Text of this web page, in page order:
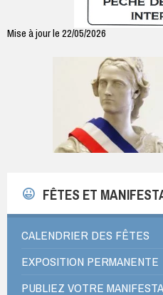
Mise à jour le 22/05/2026
FÊTES ET
CALENDRIER DES FÊTES
EXPOSITION PERMANENTE
PUBLIEZ VOTRE